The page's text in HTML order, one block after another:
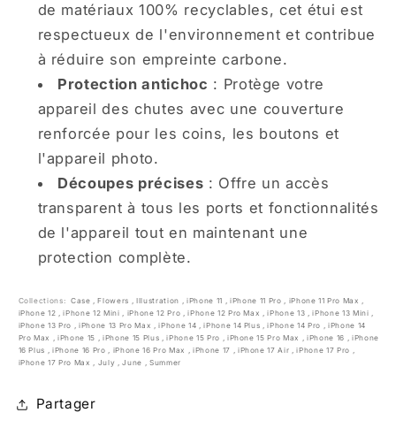
de matériaux 100% recyclables, cet étui est
respectueux de l'environnement et contribue
à réduire son empreinte carbone.
Protection antichoc : Protège votre
appareil des chutes avec une couverture
renforcée pour les coins, les boutons et
l'appareil photo.
Découpes précises : Offre un accès
transparent à tous les ports et fonctionnalités
de l'appareil tout en maintenant une
protection complète.
Collections: Case ,Flowers ,Illustration ,iPhone 11 iPhone 11 Pro iPhone 11 Pro Max
iPhone 12
,iPhone 12 Mini iPhone 12 Pro ,iPhone 12 Pro Max ,iPhone 13 ,iPhone 13 Mini
iPhone 13 Pro
,iPhone 13 Pro Max ,iPhone 14 ,iPhone 14 Plus ,iPhone 14 Pro ,iPhone 14
Pro Max
,iPhone 15 ,iPhone 15 Plus ,iPhone 15 Pro iPhone 15 Pro Max ,iPhone 16 ,iPhone
16 Plus
,iPhone 16 Pro iPhone 16 Pro Max iPhone 17 iPhone 17 Air ,iPhone 17 Pro
iPhone 17 Pro Max
July ,June Summer
Partager